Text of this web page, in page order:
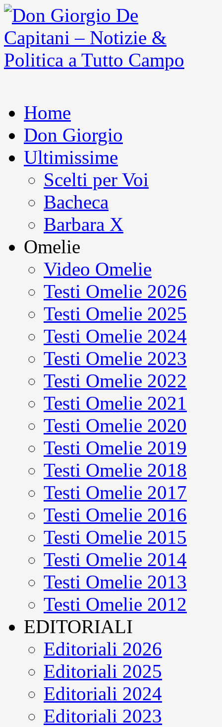
Home
Don Giorgio
Ultimissime
Scelti per Voi
Bacheca
Barbara X
Omelie
Video Omelie
Testi Omelie 2026
Testi Omelie 2025
Testi Omelie 2024
Testi Omelie 2023
Testi Omelie 2022
Testi Omelie 2021
Testi Omelie 2020
Testi Omelie 2019
Testi Omelie 2018
Testi Omelie 2017
Testi Omelie 2016
Testi Omelie 2015
Testi Omelie 2014
Testi Omelie 2013
Testi Omelie 2012
EDITORIALI
Editoriali 2026
Editoriali 2025
Editoriali 2024
Editoriali 2023